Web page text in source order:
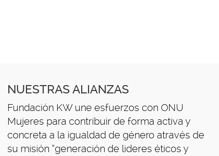
NUESTRAS ALIANZAS
Fundación KW une esfuerzos con ONU
Mujeres para contribuir de forma activa y
concreta a la igualdad de género através de
su misión “generación de lideres éticos y